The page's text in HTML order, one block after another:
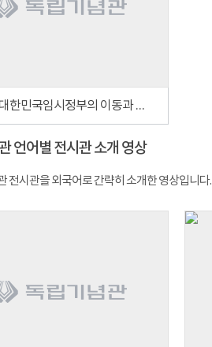
[16부] 대한민국임시정부의 이동과 충칭
언어별 전시관 소개 영상
전시관을 외국어로 간략히 소개한 영상입니다.